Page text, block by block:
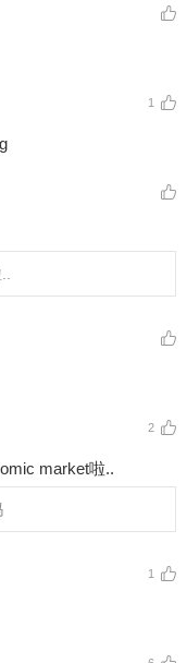
1
2
market啦..
1